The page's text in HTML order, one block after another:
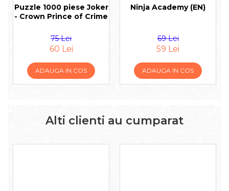
Puzzle 1000 piese Joker
- Crown Prince of Crime
75 Lei
60 Lei
ADAUGA IN COS
Ninja Academy (EN)
69 Lei
59 Lei
ADAUGA IN COS
Alti clienti au cumparat